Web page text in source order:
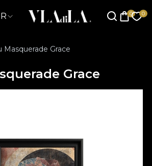
Masquerade Grace
Grace